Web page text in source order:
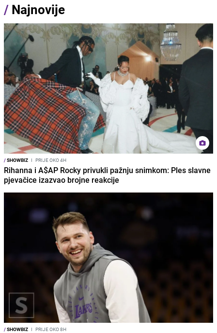
/ Najnovije
/SHOWBIZ I PRIJE OKO 4H
Rihanna i A$AP Rocky privukli pažnju snimkom: Ples slavne
pjevačice izazvao brojne reakcije
/SHOWBIZ I PRIJE OKO 8H